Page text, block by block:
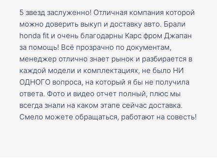
5 звезд заслуженно! Отличная компания которой
можно доверить выкуп и доставку авто. Брали
honda fit и очень благодарны Карс фром Джапан
за помощь! Всё прозрачно по документам,
менеджер отлично знает рынок и разбирается в
каждой модели и комплектациях, не было НИ
ОДНОГО вопроса, на который я бы не получила
ответа. Фото и видео отчет полный, плюс мы
всегда знали на каком этапе сейчас доставка.
Смело можете обращаться, работают на совесть!